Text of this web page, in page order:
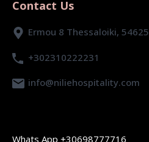
Contact Us
Ermou 8 Thessaloiki, 54625
+302310222231
info@niliehospitality.com
Whats App +30698777716